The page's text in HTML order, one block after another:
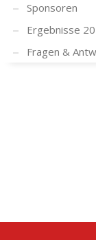
Sponsoren
Ergebnisse
Fragen &